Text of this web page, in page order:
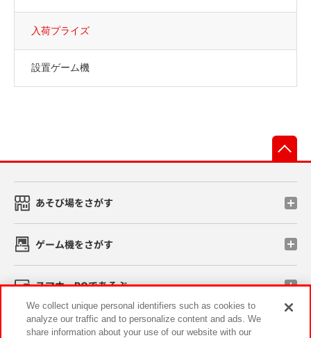
入荷プライズ
設置ゲーム機
あそび場をさがす
ゲーム機をさがす
スマホ・PCであそぶ
イベント・キャンペーン
We collect unique personal identifiers such as cookies to
analyze our traffic and to personalize content and ads. We
share information about your use of our website with our